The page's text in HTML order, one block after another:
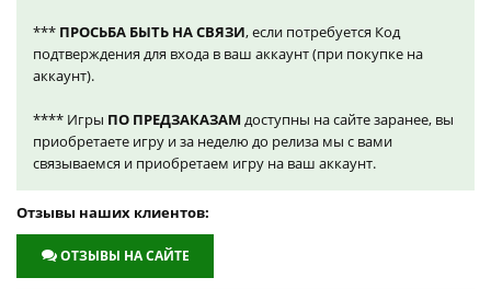
*** ПРОСЬБА БЫТЬ НА СВЯЗИ, если потребуется Код
подтверждения для входа в ваш аккаунт (при покупке на
аккаунт).
**** Игры ПО ПРЕДЗАКАЗАМ доступны на сайте заранее, вы
приобретаете игру и за неделю до релиза мы с вами
связываемся и приобретаем игру на ваш аккаунт.
Отзывы наших клиентов:
ОТЗЫВЫ НА САЙТЕ